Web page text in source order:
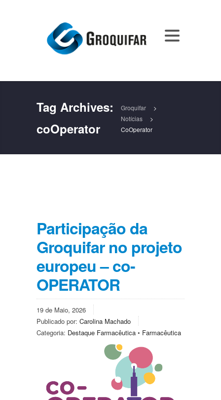
Tag Archives:
coOperator
Groquifar
>
Notícias
>
CoOperator
Participação da
Groquifar no projeto
europeu – co-
OPERATOR
19 de Maio, 2026
Publicado por: Carolina Machado
Categoria: Destaque Farmacêutica • Farmacêutica